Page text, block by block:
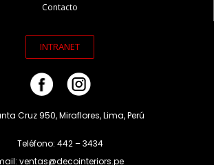
Contacto
INTRANET
Cruz 950, Miraflores, Lima, Perú
Teléfono: 442 – 3434
ventas@decointeriors.pe